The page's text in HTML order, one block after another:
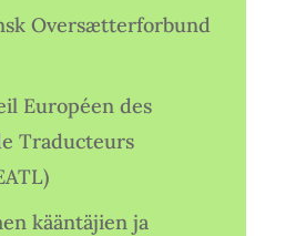
Oversætterforbund
Européen des
Traducteurs
kääntäjien ja